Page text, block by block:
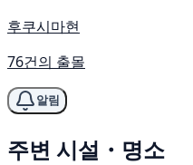
후쿠시마현
76건의 출몰
알림
주변 시설・명소